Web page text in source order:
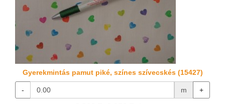
Gyerekmintás pamut piké, színes szívecskés (15427)
- m +